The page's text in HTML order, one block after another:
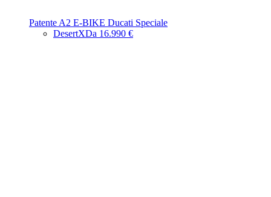
Patente A2 E-BIKE Ducati Speciale
DesertXDa 16.990 €